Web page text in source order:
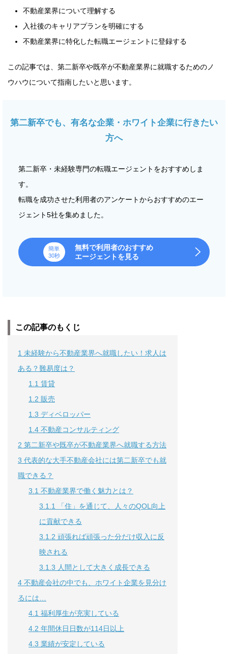
不動産業界について理解する
入社後のキャリアプランを明確にする
不動産業界に特化した転職エージェントに登録する
この記事では、第二新卒や既卒が不動産業界に就職するためのノ
ウハウについて指南したいと思います。
第二新卒でも、有名な企業・ホワイト企業に行きたい
方へ
第二新卒・未経験専門の転職エージェントをおすすめしま
す。
転職を成功させた利用者のアンケートからおすすめのエー
ジェント5社を集めました。
簡単
30秒
無料で利用者のおすすめ
エージェントを見る
この記事のもくじ
1 未経験から不動産業界へ就職したい！求人は
ある？難易度は？
1.1 賃貸
1.2 販売
1.3 ディベロッパー
1.4 不動産コンサルティング
2 第二新卒や既卒が不動産業界へ就職する方法
3 代表的な大手不動産会社には第二新卒でも就
職できる？
3.1 不動産業界で働く魅力とは？
3.1.1
「住」を通じて、人々のQOL向上
に貢献できる
3.1.2 頑張れば頑張った分だけ収入に反
映される
3.1.3 人間として大きく成長できる
4 不動産会社の中でも、ホワイト企業を見分け
るには…
4.1 福利厚生が充実している
4.2 年間休日日数が114日以上
4.3 業績が安定している